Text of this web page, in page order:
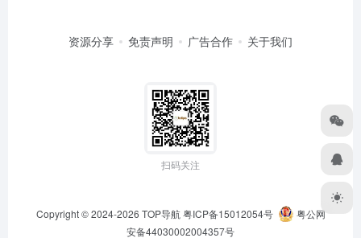
资源分享 免责声明 广告合作 关于我们
扫码关注
Copyright © 2024-2026 TOP导航 粤ICP备15012054号
粤公网
安备44030002004357号